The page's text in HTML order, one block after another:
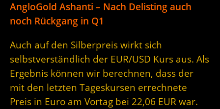
AngloGold Ashanti – Nach Delisting auch
noch Rückgang in Q1
Auch auf den Silberpreis wirkt sich
selbstverständlich der EUR/USD Kurs aus. Als
Ergebnis können wir berechnen, dass der
mit den letzten Tageskursen errechnete
Preis in Euro am Vortag bei 22,06 EUR war.